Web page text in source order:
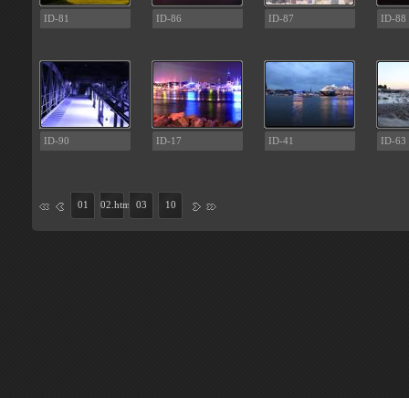
ID-81 ID-86 ID-87 ID-88
ID-90 ID-17 ID-41 ID-63
01 02.htm 03 10